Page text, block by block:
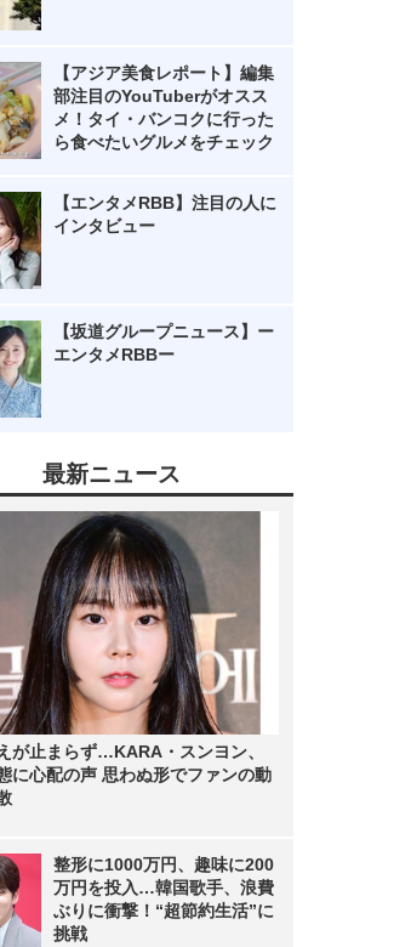
【アジア美食レポート】編集
部注目のYouTuberがオスス
メ！タイ・バンコクに行った
ら食べたいグルメをチェック
【エンタメRBB】注目の人に
インタビュー
【坂道グループニュース】ー
エンタメRBBー
最新ニュース
が止まらず…KARA・スンヨン、
に心配の声 思わぬ形でファンの動
整形に1000万円、趣味に200
万円を投入…韓国歌手、浪費
ぶりに衝撃！“超節約生活”に
挑戦